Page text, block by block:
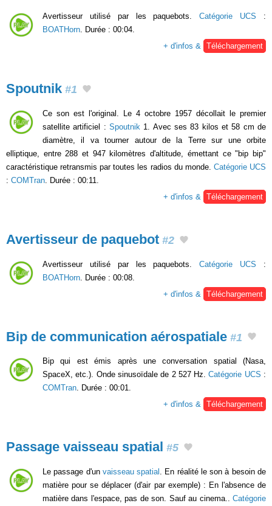
Avertisseur utilisé par les paquebots.Catégorie UCS :
BOATHorn. Durée : 00:04.
+ d'infos & Téléchargement
Spoutnik #1
Ce son est l'original. Le 4 octobre 1957 décollait le premier
satellite artificiel : Spoutnik 1. Avec ses 83 kilos et 58 cm de
diamètre, il va tourner autour de la Terre sur une orbite
elliptique, entre 288 et 947 kilomètres d'altitude, émettant ce "bip bip"
caractéristique retransmis par toutes les radios du monde. Catégorie UCS
: COMTran . Durée : 00:11.
+ d'infos &
Téléchargement
Avertisseur de paquebot #2
Avertisseur utilisé par les paquebots.Catégorie UCS :
BOATHorn . Durée : 00:08.
+ d'infos &
Téléchargement
Bip de communication aérospatiale #1
Bip qui est émis après une conversation spatial (Nasa,
SpaceX, etc.). Onde sinusoïdale de 2 527 Hz.Catégorie UCS :
COMTran. Durée : 00:01.
+ d'infos & Téléchargement
Passage vaisseau spatial #5
Le passage d'un vaisseau spatial
. En réalité le son à besoin de
matière pour se déplacer (d'air par exemple) : En l'absence de
matière dans l'espace, pas de son. Sauf au cinema.. Catégorie